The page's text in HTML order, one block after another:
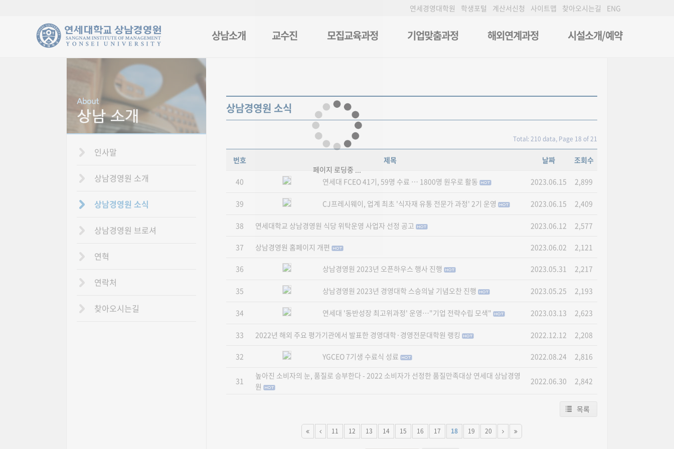
연세경영대학원 학생포털 계산서신청 사이트맵 찾아오시는길 ENG
상남소개 교수진 모집교육과정 기업맞춤과정 해외연계과정 시설소개/예약
인사말
상남경영원 소개
상남경영원 소식
상남경영원 브로셔
연혁
연락처
찾아오시는길
상남경영원 소식
Total: 210 data, Page 18 of 21
번호 제목 날짜 조회수
40 연세대 FCEO 41기, 59명 수료 … 1800명 원우로 활동 2023.06.15 2,899
39 CJ프레시웨이, 업계 최초 '식자재 유통 전문가 과정' 2기 운영 2023.06.15 2,409
38 연세대학교 상남경영원 식당 위탁운영 사업자 선정 공고 2023.06.12 2,577
37 상남경영원 홈페이지 개편 2023.06.02 2,121
36 상남경영원 2023년 오픈하우스 행사 진행 2023.05.31 2,217
35 상남경영원 2023년 경영대학 스승의날 기념오찬 진행 2023.05.25 2,193
34 연세대 '동반성장 최고위과정' 운영…"기업 전략수립 모색" 2023.03.13 2,623
33 2022년 해외 주요 평가기관에서 발표한 경영대학·경영전문대학원 랭킹 2022.12.12 2,208
32 YGCEO 7기생 수료식 성료 2022.08.24 2,816
31
높아진 소비자의 눈, 품질로 승부한다 - 2022 소비자가 선정한 품질만족대상 연세대 상남경영
원
2022.06.30 2,842
목록
11 12 13 14 15 16 17 18 19 20
페이지 로딩중 ...